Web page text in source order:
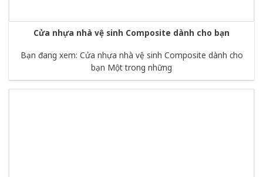
Cửa nhựa nhà vệ sinh Composite dành cho bạn
Bạn đang xem: Cửa nhựa nhà vệ sinh Composite dành cho
bạn Một trong những